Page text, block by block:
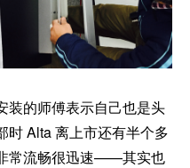
装的师傅表示自己也是头
时 Alta 离上市还有半个多
常流畅很迅速——其实也